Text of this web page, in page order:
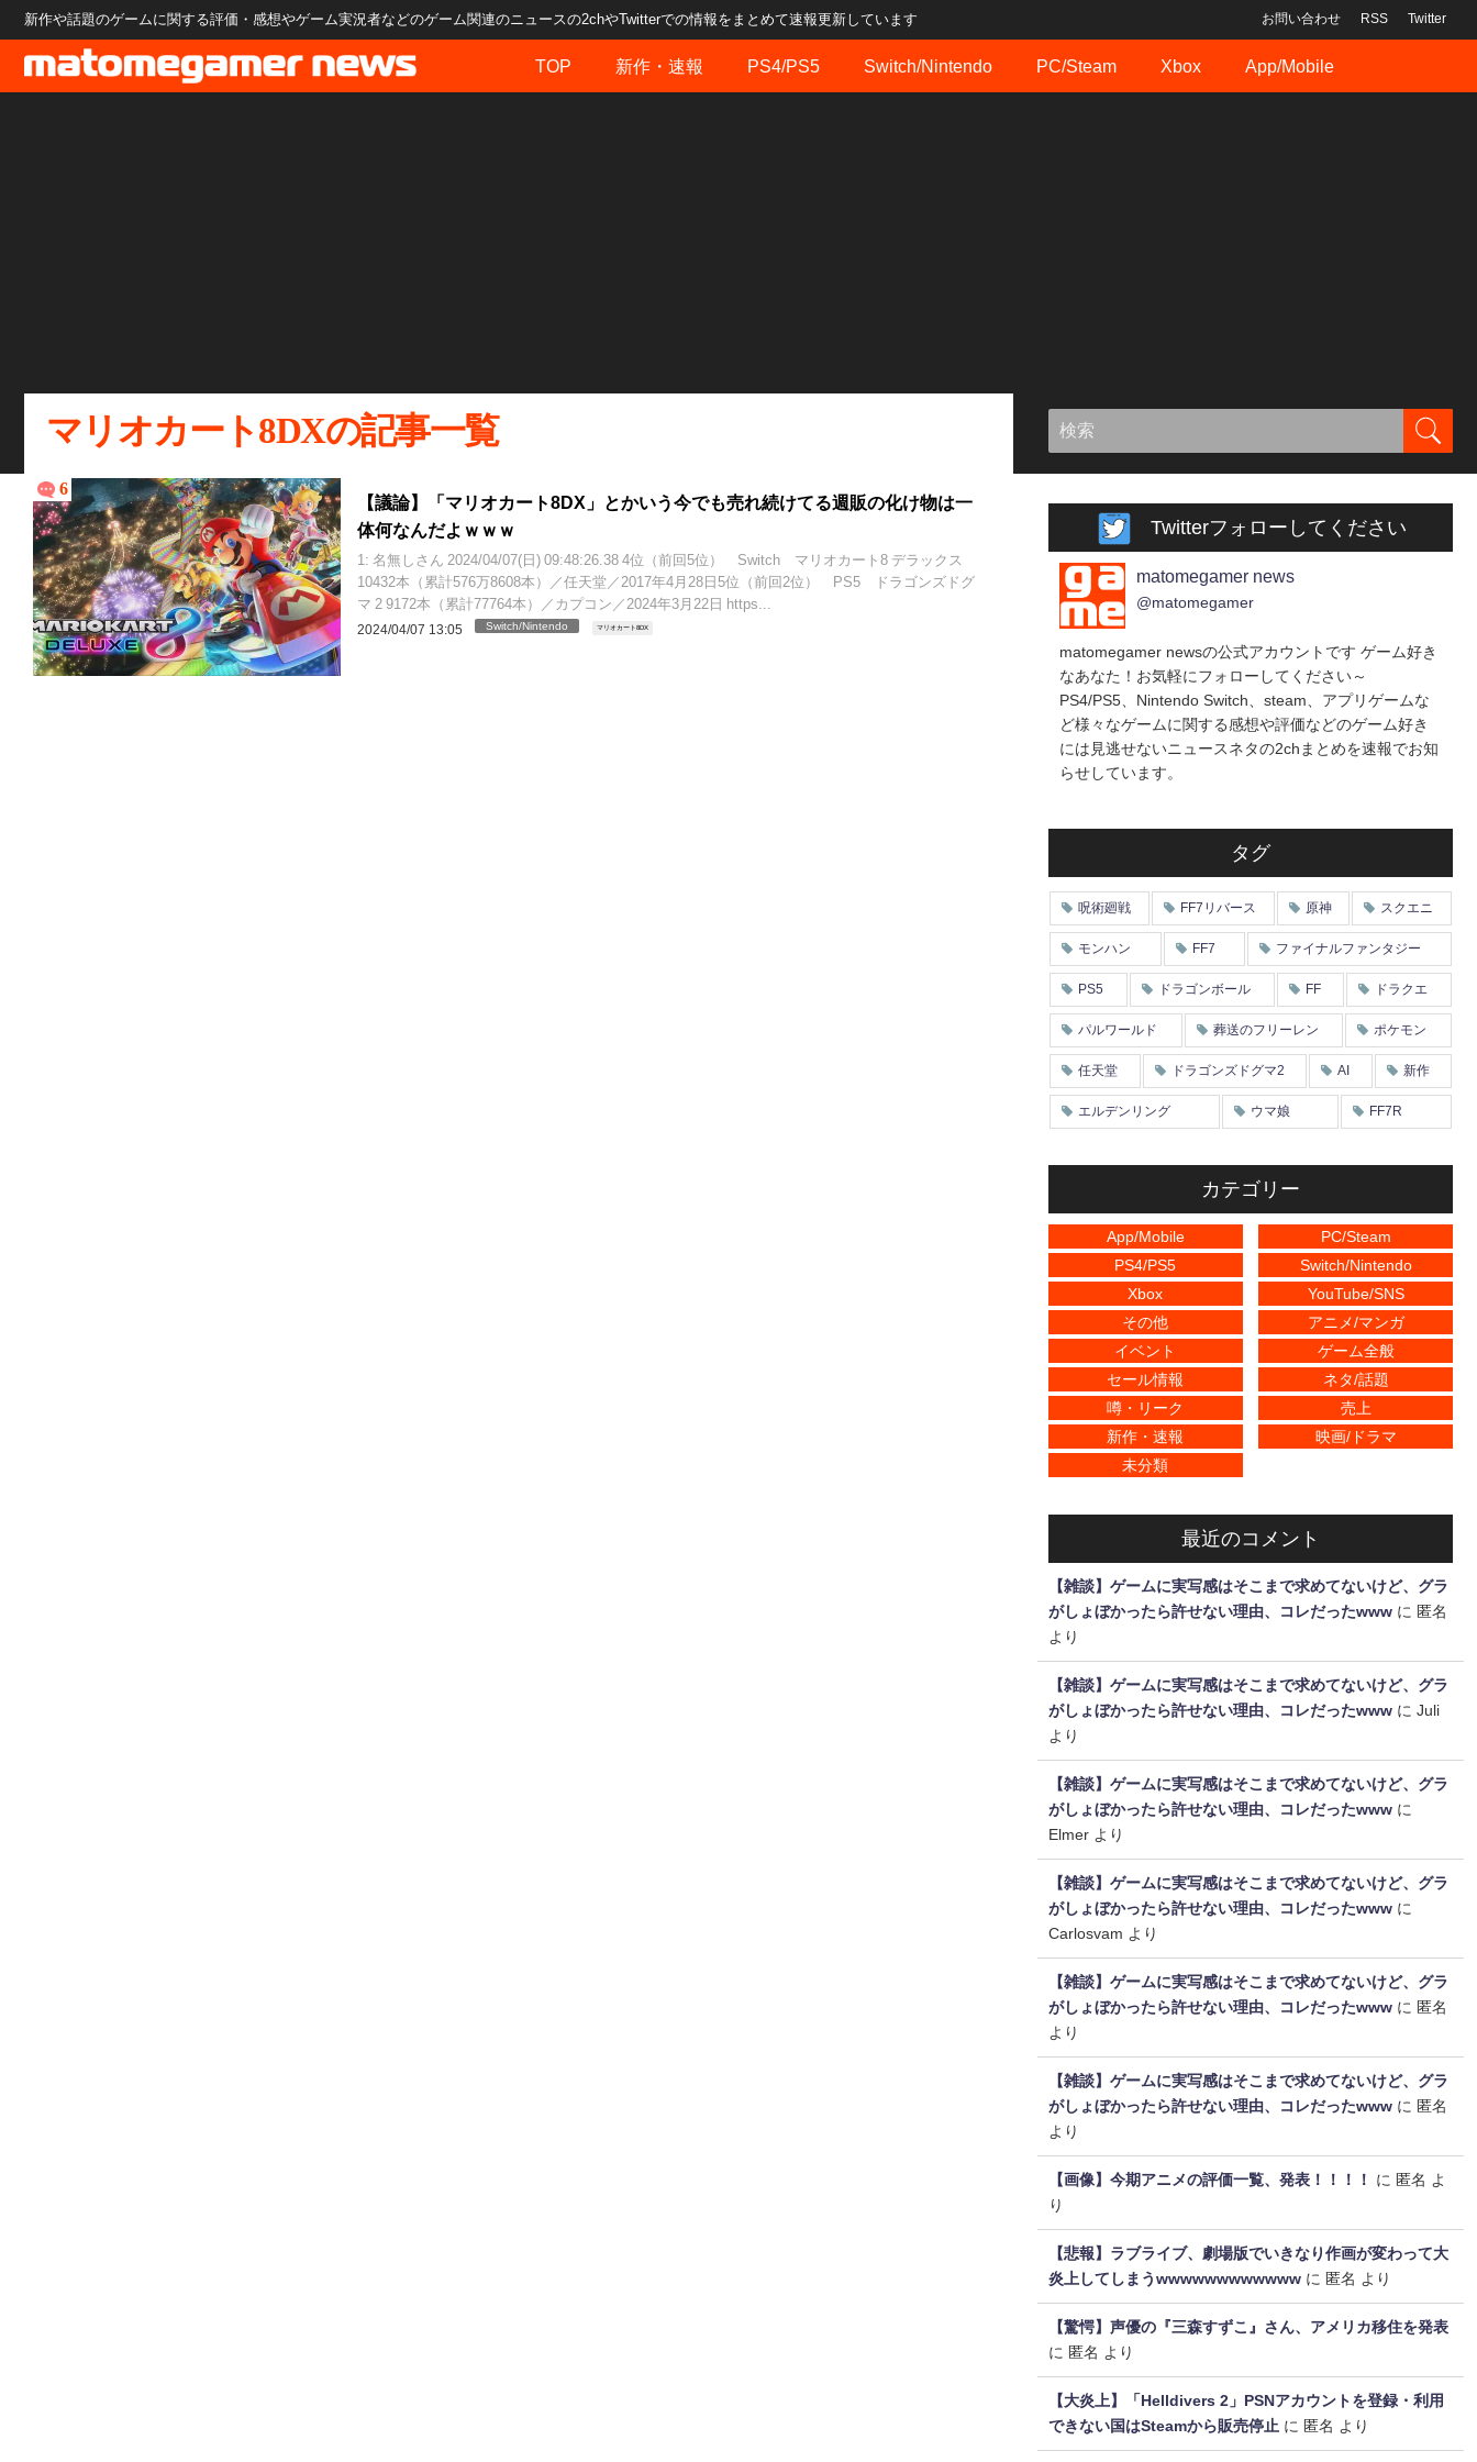
新作や話題のゲームに関する評価・感想やゲーム実況者などのゲーム関連のニュースの2chやTwitterでの情報をまとめて速報更新しています お問い合わせ RSS Twitter
TOP 新作・速報 PS4/PS5 Switch/Nintendo PC/Steam Xbox App/Mobile
マリオカート8DXの記事一覧
6
【議論】「マリオカート8DX」とかいう今でも売れ続けてる週販の化け物は一
体何なんだよｗｗｗ
1: 名無しさん 2024/04/07(日) 09:48:26.38 4位（前回5位） Switch マリオカート8 デラックス
10432本（累計576万8608本）／任天堂／2017年4月28日5位（前回2位） PS5 ドラゴンズドグ
マ 2 9172本（累計77764本）／カプコン／2024年3月22日 https...
2024/04/07 13:05 Switch/Nintendo マリオカート8DX
Twitterフォローしてください
matomegamer news
@matomegamer
matomegamer newsの公式アカウントです ゲーム好き
なあなた！お気軽にフォローしてください～
PS4/PS5、Nintendo Switch、steam、アプリゲームな
ど様々なゲームに関する感想や評価などのゲーム好き
には見逃せないニュースネタの2chまとめを速報でお知
らせしています。
タグ
呪術廻戦 FF7リバース 原神 スクエニ
モンハン FF7 ファイナルファンタジー
PS5 ドラゴンボール FF ドラクエ
パルワールド 葬送のフリーレン ポケモン
任天堂 ドラゴンズドグマ2 AI 新作
エルデンリング ウマ娘 FF7R
カテゴリー
App/Mobile
PC/Steam
PS4/PS5
Switch/Nintendo
Xbox
YouTube/SNS
その他
アニメ/マンガ
イベント
ゲーム全般
セール情報
ネタ/話題
噂・リーク
売上
新作・速報
映画/ドラマ
未分類
最近のコメント
【雑談】ゲームに実写感はそこまで求めてないけど、グラ
がしょぼかったら許せない理由、コレだったwww に 匿名
より
【雑談】ゲームに実写感はそこまで求めてないけど、グラ
がしょぼかったら許せない理由、コレだったwww に Juli
より
【雑談】ゲームに実写感はそこまで求めてないけど、グラ
がしょぼかったら許せない理由、コレだったwww に
Elmer より
【雑談】ゲームに実写感はそこまで求めてないけど、グラ
がしょぼかったら許せない理由、コレだったwww に
Carlosvam より
【雑談】ゲームに実写感はそこまで求めてないけど、グラ
がしょぼかったら許せない理由、コレだったwww に 匿名
より
【雑談】ゲームに実写感はそこまで求めてないけど、グラ
がしょぼかったら許せない理由、コレだったwww に 匿名
より
【画像】今期アニメの評価一覧、発表！！！！ に 匿名 よ
り
【悲報】ラブライブ、劇場版でいきなり作画が変わって大
炎上してしまうwwwwwwwwwwww に 匿名 より
【驚愕】声優の『三森すずこ』さん、アメリカ移住を発表
に 匿名 より
【大炎上】「Helldivers 2」PSNアカウントを登録・利用
できない国はSteamから販売停止 に 匿名 より